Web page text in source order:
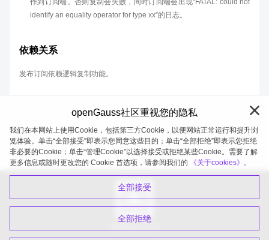
作到订阅端。否则复制会失败，同时订阅端会出现“FATAL: could not
identify an equality operator for type xx”的日志。
依赖关系
发布订阅依赖逻辑复制功能。
openGauss 2026-08-06 19:58:53
openGauss社区重视您的隐私
我们在本网站上使用Cookie，包括第三方Cookie，以便网站正常运行和提升浏
览体验。单击“全部接受”即表示您同意这些目的；单击“全部拒绝”即表示您拒绝
非必要的Cookie；单击“管理Cookie”以选择接受或拒绝某些Cookie。需要了解
更多信息或随时更改您的 Cookie 首选项，请参阅我们的
《关于cookies》。
全部接受
全部拒绝